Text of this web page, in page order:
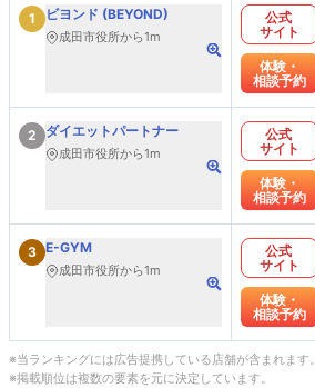
1 ビヨンド (BEYOND)
成田市役所から1m
公式
サイト
体験・
相談予約
2 ダイエットパートナー
成田市役所から1m
公式
サイト
体験・
相談予約
3 E-GYM
成田市役所から1m
公式
サイト
体験・
相談予約
※当ランキングには広告提携している店舗が含まれます。
※掲載順位は複数の要素を元に決定しています。